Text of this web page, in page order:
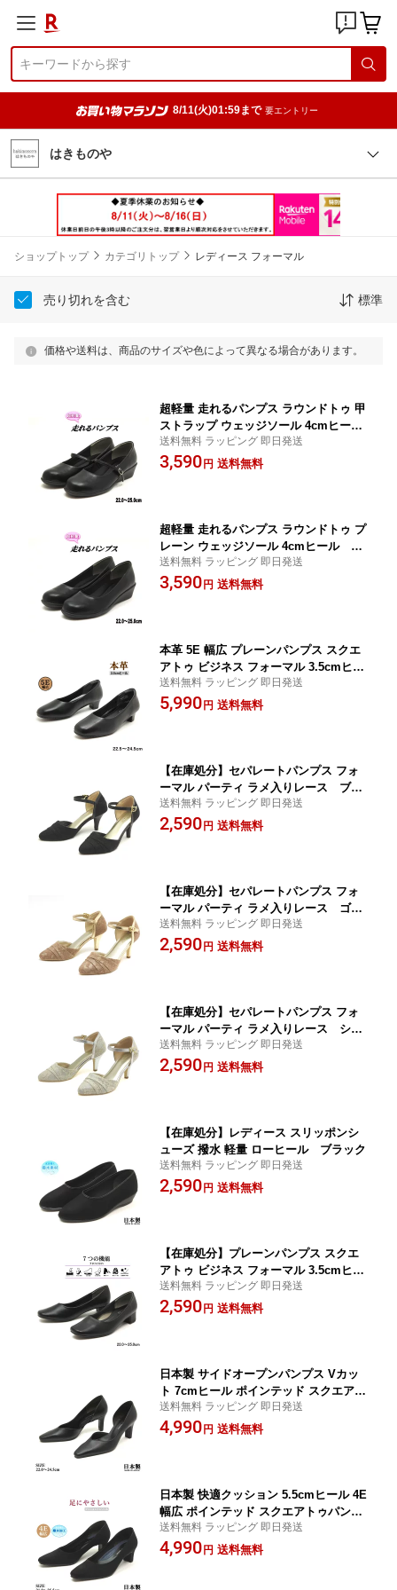
8/11(火)01:59まで 要エントリー
はきものや
ショップトップ カテゴリトップ レディース フォーマル
売り切れを含む 標準
価格や送料は、商品のサイズや色によって異なる場合があります。
超軽量 走れるパンプス ラウンドトゥ 甲
ストラップ ウェッジソール 4cmヒー
ル ブラック
送料無料 ラッピング 即日発送
3,590 円 送料無料
超軽量 走れるパンプス ラウンドトゥ プ
レーン ウェッジソール 4cmヒール ブ
ラック
送料無料 ラッピング 即日発送
3,590 円 送料無料
本革 5E 幅広 プレーンパンプス スクエ
アトゥ ビジネス フォーマル 3.5cmヒー
ル ブラック
送料無料 ラッピング 即日発送
5,990 円 送料無料
【在庫処分】セパレートパンプス フォ
ーマル パーティ ラメ入りレース ブラ
ック
送料無料 ラッピング 即日発送
2,590 円 送料無料
【在庫処分】セパレートパンプス フォ
ーマル パーティ ラメ入りレース ゴー
ルド
送料無料 ラッピング 即日発送
2,590 円 送料無料
【在庫処分】セパレートパンプス フォ
ーマル パーティ ラメ入りレース シル
バー
送料無料 ラッピング 即日発送
2,590 円 送料無料
【在庫処分】レディース スリッポンシ
ューズ 撥水 軽量 ローヒール ブラック
送料無料 ラッピング 即日発送
2,590 円 送料無料
【在庫処分】プレーンパンプス スクエ
アトゥ ビジネス フォーマル 3.5cmヒー
ル ブラック
送料無料 ラッピング 即日発送
2,590 円 送料無料
日本製 サイドオープンパンプス Vカッ
ト 7cmヒール ポインテッド スクエアト
ゥパンプス ブラック
送料無料 ラッピング 即日発送
4,990 円 送料無料
日本製 快適クッション 5.5cmヒール 4E
幅広 ポインテッド スクエアトゥパンプ
ス 撥水サテン ブラック
送料無料 ラッピング 即日発送
4,990 円 送料無料